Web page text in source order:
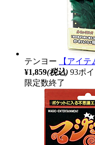
テンヨー
【アイ
¥1,859(税込) 93ポ
限定数終了